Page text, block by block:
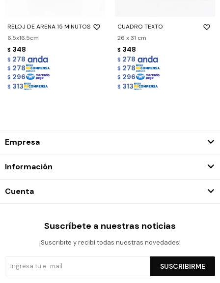
RELOJ DE ARENA 15 MINUTOS
6.5x16.5cm
$ 348
$ 278
$ 278
$ 296
$ 313
CUADRO TEXTO
26 x 31 cm
$ 348
$ 278
$ 278
$ 296
$ 313
Empresa
Información
Cuenta
Suscríbete a nuestras noticias
¡Suscribite y recibí todas nuestras novedades!
SUSCRIBIRME